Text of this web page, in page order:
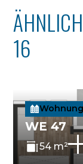
16
WE 47
54 m²
Wohnung